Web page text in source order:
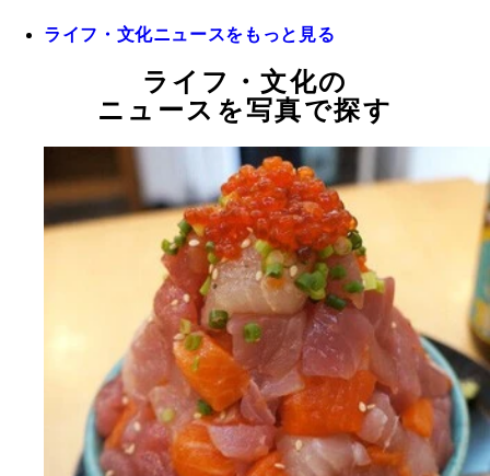
ライフ・文化ニュースをもっと見る
ライフ・文化の
ニュースを写真で探す